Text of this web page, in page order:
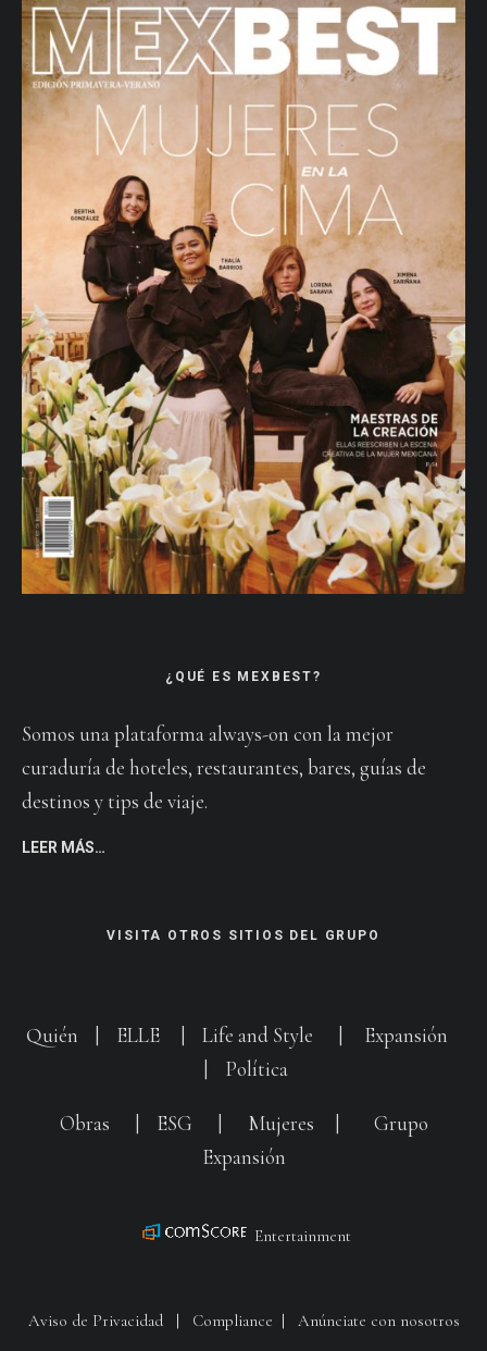
¿QUÉ ES MEXBEST?
Somos una plataforma always-on con la mejor
curaduría de hoteles, restaurantes, bares, guías de
destinos y tips de viaje.
LEER MÁS…
VISITA OTROS SITIOS DEL GRUPO
Quién ELLE Life and Style
Expansión
Política
Obras ESG Mujeres
Grupo
Expansión
Entertainment
Aviso de Privacidad| Compliance | Anúnciate con nosotros